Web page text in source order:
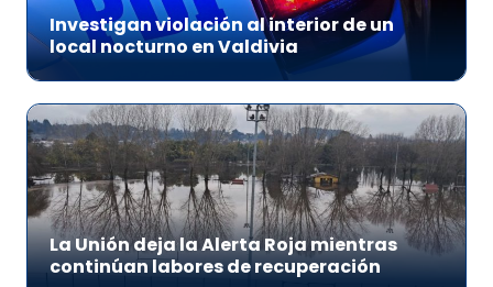
Investigan violación al interior de un
local nocturno en Valdivia
La Unión deja la Alerta Roja mientras
continúan labores de recuperación